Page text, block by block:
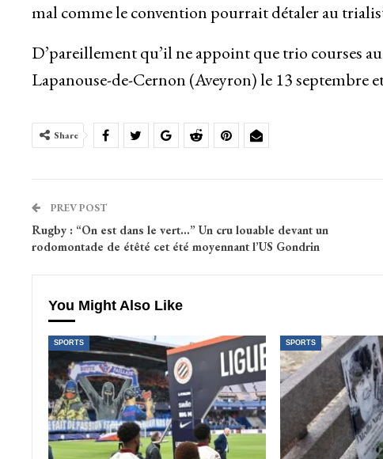
mal comme le convention pourrait détaler au
D’pareillement qu’il ne appoint que trio courses
Lapanouse-de-Cernon (Aveyron) le 13 septembre
Share
PREV POST
Rugby : “On est dans le vert…” Un cru louable devant un
rodomontade de étêté cet été moyennant l’US Gondrin
You Might Also Like
SPORTS SPORTS